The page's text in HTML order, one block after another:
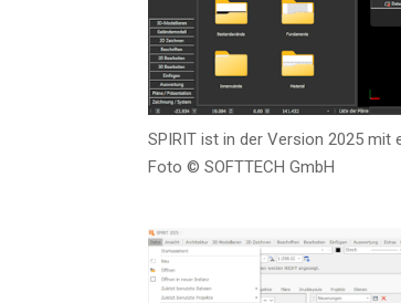
SPIRIT ist in der Ver­si­on 2025
Foto © SOFTTECH GmbH